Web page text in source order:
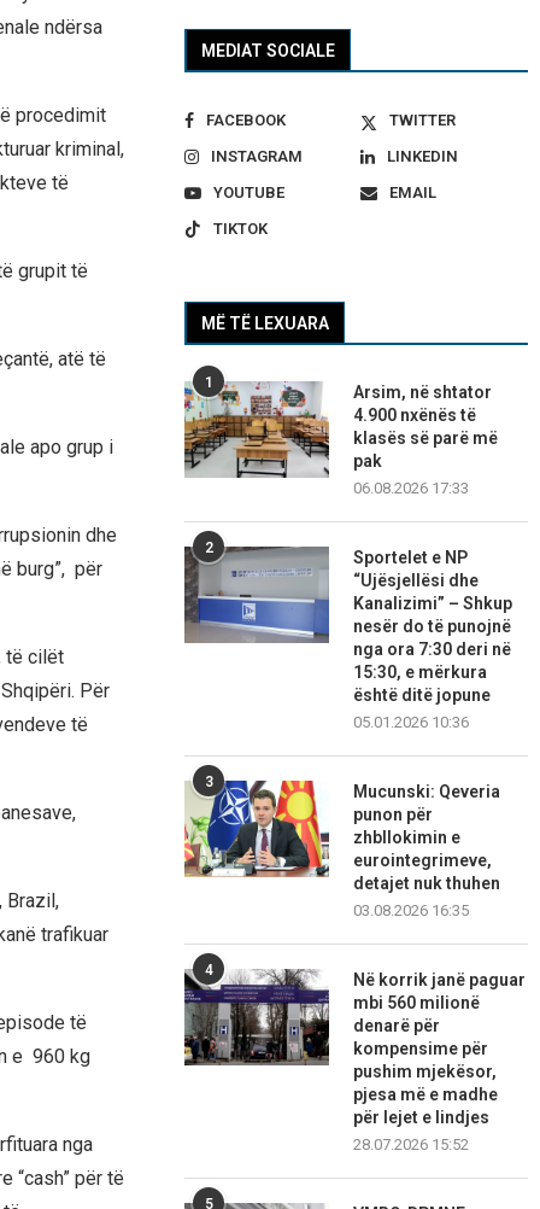
ndërsa
procedimit
kriminal,
të
grupit të
atë të
apo grup i
dhe
burg”, për
të cilët
Për
të
Brazil,
trafikuar
të
e 960 kg
nga
“cash” për të
MEDIAT SOCIALE
FACEBOOK
TWITTER
INSTAGRAM
LINKEDIN
YOUTUBE
EMAIL
TIKTOK
MË TË LEXUARA
1
Arsim, në shtator
4.900 nxënës të
klasës së parë më
pak
06.08.2026 17:33
2
Sportelet e NP
“Ujësjellësi dhe
Kanalizimi” – Shkup
nesër do të punojnë
nga ora 7:30 deri në
15:30, e mërkura
është ditë jopune
05.01.2026 10:36
3
Mucunski: Qeveria
punon për
zhbllokimin e
eurointegrimeve,
detajet nuk thuhen
03.08.2026 16:35
4
Në korrik janë paguar
mbi 560 milionë
denarë për
kompensime për
pushim mjekësor,
pjesa më e madhe
për lejet e lindjes
28.07.2026 15:52
5